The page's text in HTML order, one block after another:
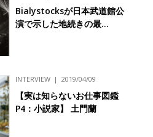
Bialystocksが日本武道館公
演で示した地続きの最…
INTERVIEW 2019/04/09
【実は知らないお仕事図鑑
P4：小説家】 土門蘭